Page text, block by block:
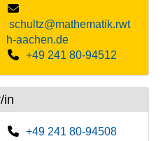
schultz@mathematik.rwt
h-aachen.de
+49 241 80-94512
in
+49 241 80-94508